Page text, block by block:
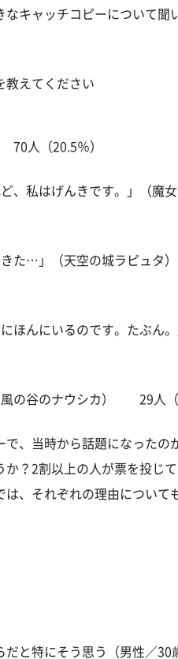
キャッチコピーについて聞
教えてください
人（20.5％）
、私はげんきです。」（魔
た…」（天空の城ラピュタ
んにいるのです。たぶん。
の谷のナウシカ） 29人（
、当時から話題になったの
？2割以上の人が票を投じ
、それぞれの理由について
と特にそう思う（男性／30